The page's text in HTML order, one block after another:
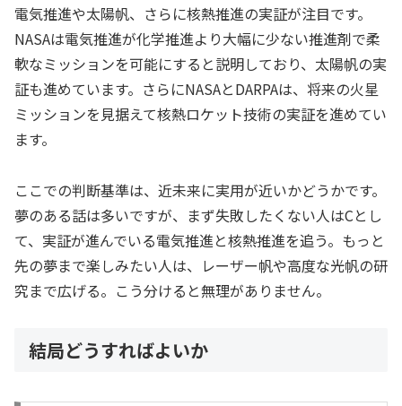
電気推進や太陽帆、さらに核熱推進の実証が注目です。
NASAは電気推進が化学推進より大幅に少ない推進剤で柔
軟なミッションを可能にすると説明しており、太陽帆の実
証も進めています。さらにNASAとDARPAは、将来の火星
ミッションを見据えて核熱ロケット技術の実証を進めてい
ます。
ここでの判断基準は、近未来に実用が近いかどうかです。
夢のある話は多いですが、まず失敗したくない人はCとし
て、実証が進んでいる電気推進と核熱推進を追う。もっと
先の夢まで楽しみたい人は、レーザー帆や高度な光帆の研
究まで広げる。こう分けると無理がありません。
結局どうすればよいか